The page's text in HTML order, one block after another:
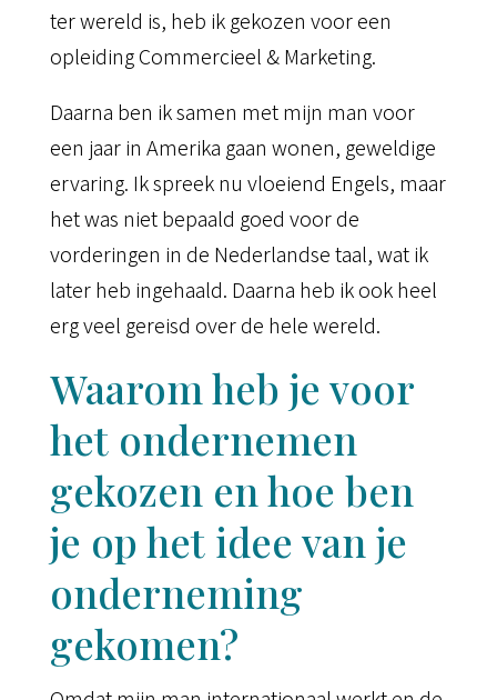
ter wereld is, heb ik gekozen voor een
opleiding Commercieel & Marketing.
Daarna ben ik samen met mijn man voor
een jaar in Amerika gaan wonen, geweldige
ervaring. Ik spreek nu vloeiend Engels, maar
het was niet bepaald goed voor de
vorderingen in de Nederlandse taal, wat ik
later heb ingehaald. Daarna heb ik ook heel
erg veel gereisd over de hele wereld.
Waarom heb je voor
het ondernemen
gekozen en hoe ben
je op het idee van je
onderneming
gekomen?